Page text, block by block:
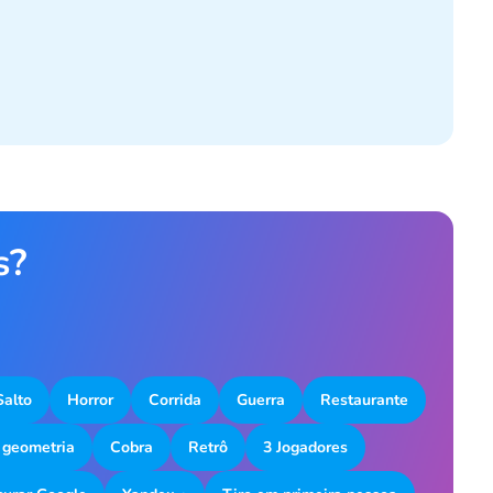
Horror Corrida Guerra Restaurante
Cobra Retrô 3 Jogadores